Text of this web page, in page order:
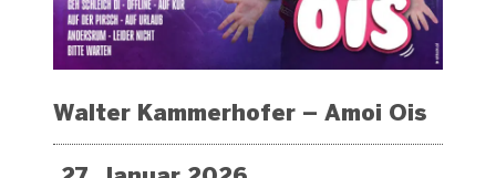
Walter Kammerhofer – Amoi Ois